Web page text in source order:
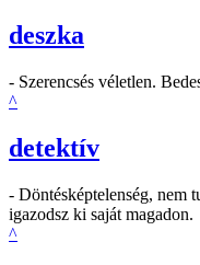
deszka
- Szerencsés véletlen.
^
detektív
- Döntésképtelenség, nem
igazodsz ki saját magadon.
^